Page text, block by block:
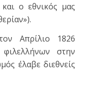
ο εθνικός μας
Απρίλιο 1826
στην
έλαβε διεθνείς